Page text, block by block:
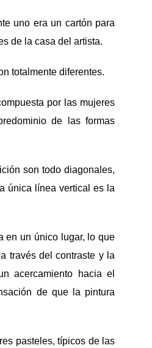
uno era un cartón para
de la casa del artista.
totalmente diferentes.
por las mujeres
de las formas
son todo diagonales,
única línea vertical es la
en un único lugar, lo que
través del contraste y la
acercamiento hacia el
de que la pintura
pasteles, típicos de las